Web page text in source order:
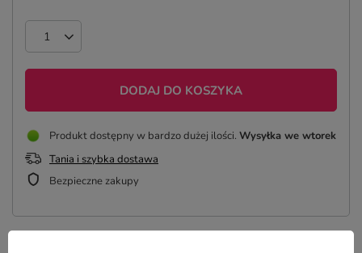
DODAJ DO KOSZYKA
Produkt dostępny w bardzo dużej ilości Wysyłka we wtorek
Tania i szybka dostawa
Bezpieczne zakupy